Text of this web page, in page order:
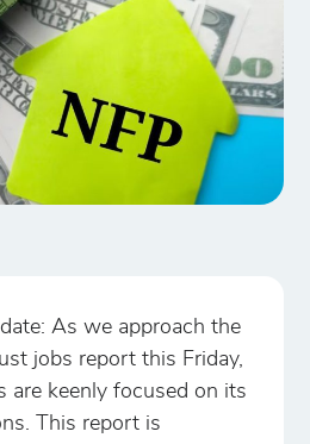
As we approach the
jobs report this Friday,
are keenly focused on its
This report is